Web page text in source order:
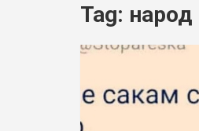
Tag: народ